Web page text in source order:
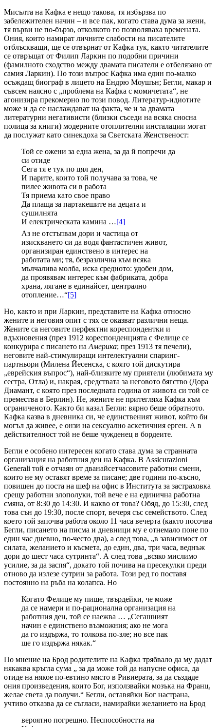
Мисълта на Кафка е нещо такова, тя избързва по
забележителен начин – и все пак, когато става дума за жени,
тя върви не по-бързо, отколкото го позволяваха времената.
Ония, които намират личните слабости на писателите
отблъскващи, ще се отвърнат от Кафка тук, както читателите
се отвръщат от Филип Ларкин по подобни причини
(фамилното сходство между двамата писатели е отбелязано от
самия Ларкин). По този въпрос Кафка има един по-малко
осъждащ биограф в лицето на Ендрю Моушън; Бегли, макар и
съвсем наясно с „проблема на Кафка с момичетата“, не
агонизира прекомерно по този повод. Литератур-идиотите
може и да се наслаждават на факта, че и за двамата
литературни негативисти (близки съседи на всяка сносна
полица за книги) модерните отоплителни инсталации могат
да послужат като синекдоха за Светската Женственост:
Той се ожени за една жена, за да й попречи да
си отиде
Сега тя е тук по цял ден,
И парите, които той получава за това, че
пилее живота си в работа
Тя приема като свое право
Да плаща за партакешите на децата и
сушилнята
И електрическата камина …[4]
Аз не отстъпвам дори и частица от
изискването си да водя фантастичен живот,
организиран единствено в интерес на
работата ми; тя, безразлична към всяка
мълчалива молба, иска средното: удобен дом,
да проявявам интерес към фабриката, добра
храна, лягане в единайсет, централно
отопление…“[5]
Но, както и при Ларкин, представите на Кафка относно
жените и неговия опит с тях се оказват различни неща.
Жените са неговите перфектни кореспондентки и
вдъхновения (през 1912 кореспонденцията с Фелице се
конкурира с писането наАмерика; през 1913 тя печели),
неговите най-стимулиращи интелектуални спаринг-
партньори (Милена Йесенска, с която той дискутира
„еврейския въпрос“), най-близките му приятели (любимата му
сестра, Отла) и, накрая, средствата за неговото бягство (Дора
Диамант, с която през последната година от живота си той се
премества в Берлин). Не, жените не притегляха Кафка към
ограниченото. Както би казал Бегли: вярно беше обратното.
Кафка казва в дневника си, че единственият живот, който би
могъл да живее, е онзи на сексуално аскетичния ерген. А в
действителност той не беше чужденец в бордеите.
Бегли е особено интересен когато става дума за странната
организация на работния ден на Кафка. В Assicurazioni
Generali той е отчаян от дванайсетчасовите работни смени,
които не му оставят време за писане; две години по-късно,
повишен до поста на шеф на офис в Института за застраховка
срещу работни злополуки, той вече е на единична работна
смяна, от 8:30 до 14:30. И какво от това? Обяд, до 15:30, след
това сън до 19:30, после спорт, вечеря със семейството. След
което той започва работа около 11 часа вечерта (както посочва
Бегли, писането на писма и дневници му е отнемало поне по
един час дневно, по-често два), а след това, „в зависимост от
силата, желанието и късмета, до един, два, три часа, веднъж
дори до шест часа сутринта“. А след това „всяко мислимо
усилие, за да заспя“, докато той почива на пресекулки преди
отново да излезе сутрин за работа. Този ред го поставя
постоянно на ръба на колапса. Но
Когато Фелице му пише, твърдейки, че може
да се намери и по-рационална организация на
работния ден, той се наежва … „Сегашният
начин е единствено възможния; ако не мога
да го издържа, то толкова по-зле; но все пак
ще го издържа някак.“
По мнение на Брод родителите на Кафка трябвало да му дадат
някаква кръгла сума „ за да може той да напусне офиса, да
отиде на някое по-евтино място в Ривиерата, за да създаде
ония произведения, които Бог, използвайки мозъка на Франц,
желае света да получи.“ Бегли, оставяйки Бог настрана,
учтиво отказва да се съгласи, намирайки желанието на Брод
вероятно погрешно. Неспособността на